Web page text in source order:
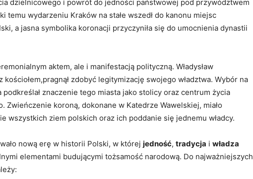
dzielnicowego i powrót do ⁤jedności państwowej pod‌ przywództwem
temu wydarzeniu Kraków ‌na ‍stałe‍ wszedł ​do kanonu miejsc
a jasna symbolika ‍koronacji ‌przyczyniła się do umocnienia dynastii
aktem, ale i‍ manifestacją polityczną. Władysław
kościołem,pragnął zdobyć ‌legitymizację‍ swojego władztwa. ⁢Wybór na
znaczenie tego miasta jako stolicy oraz centrum życia
Zwieńczenie‍ koroną, ‌dokonane⁤ w Katedrze Wawelskiej, miało
wszystkich ziem polskich oraz ich⁤ poddanie się jednemu władcy.
nową erę ⁣w historii⁤ Polski, w której jedność, tradycja i władza
elementami ​budującymi tożsamość narodową. Do najważniejszych